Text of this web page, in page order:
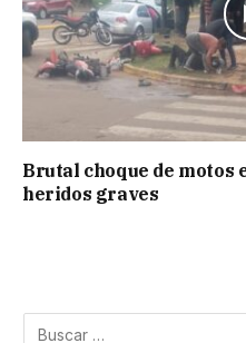
Brutal choque de motos
heridos graves